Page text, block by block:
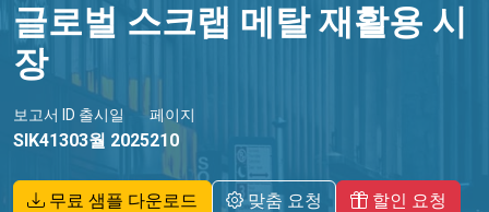
글로벌 스크랩 메탈 재활용 시
장
보고서 ID
SIK4130
출시일
3월 2025
페이지
210
무료 샘플 다운로드 맞춤 요청 할인 요청